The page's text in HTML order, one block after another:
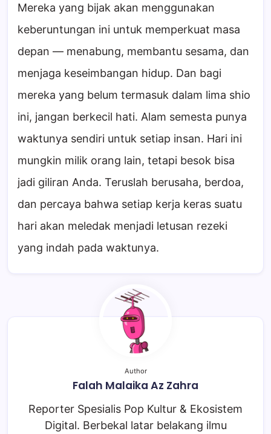
Mereka yang bijak akan menggunakan
keberuntungan ini untuk memperkuat masa
depan — menabung, membantu sesama, dan
menjaga keseimbangan hidup. Dan bagi
mereka yang belum termasuk dalam lima shio
ini, jangan berkecil hati. Alam semesta punya
waktunya sendiri untuk setiap insan. Hari ini
mungkin milik orang lain, tetapi besok bisa
jadi giliran Anda. Teruslah berusaha, berdoa,
dan percaya bahwa setiap kerja keras suatu
hari akan meledak menjadi letusan rezeki
yang indah pada waktunya.
Author
Falah Malaika Az Zahra
Reporter Spesialis Pop Kultur & Ekosistem
Digital. Berbekal latar belakang ilmu